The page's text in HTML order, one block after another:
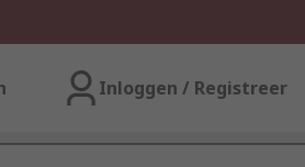
Inloggen / Registreer